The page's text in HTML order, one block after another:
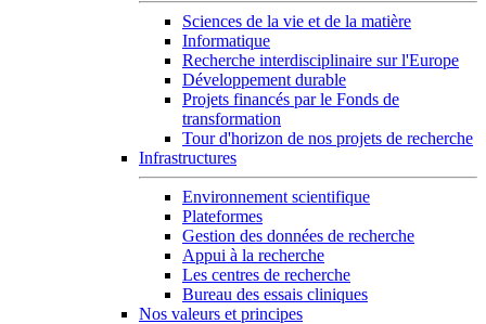
Sciences de la vie et de la matière
Informatique
Recherche interdisciplinaire sur l'Europe
Développement durable
Projets financés par le Fonds de
transformation
Tour d'horizon de nos projets de recherche
Infrastructures
Environnement scientifique
Plateformes
Gestion des données de recherche
Appui à la recherche
Les centres de recherche
Bureau des essais cliniques
Nos valeurs et principes